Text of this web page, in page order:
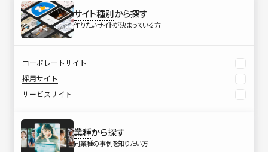
サイト種別から探す
作りたいサイトが決まっている方
コーポレートサイト
採用サイト
サービスサイト
業種から探す
同業種の事例を知りたい方